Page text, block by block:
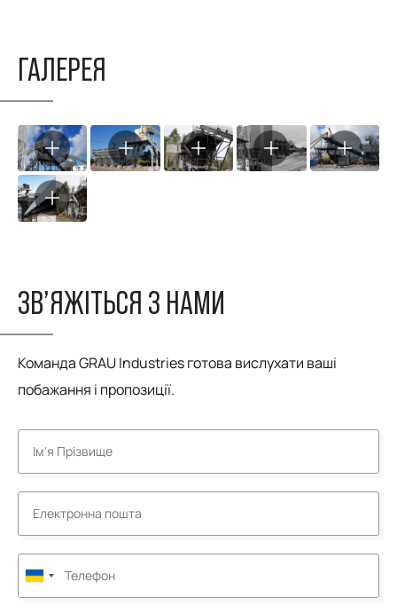
ГАЛЕРЕЯ
ЗВ’ЯЖІТЬСЯ З НАМИ
Команда GRAU Industries готова вислухати ваші
побажання і пропозиції.
Ukraine
+380